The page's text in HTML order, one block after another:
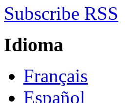
Subscribe RSS
Idioma
Français
Español